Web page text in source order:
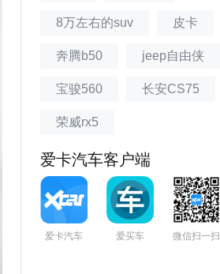
8万左右的suv 皮卡
奔腾b50 jeep自由侠
宝骏560 长安CS75
荣威rx5
爱卡汽车客户端
爱卡汽车 爱买车 微信扫一扫